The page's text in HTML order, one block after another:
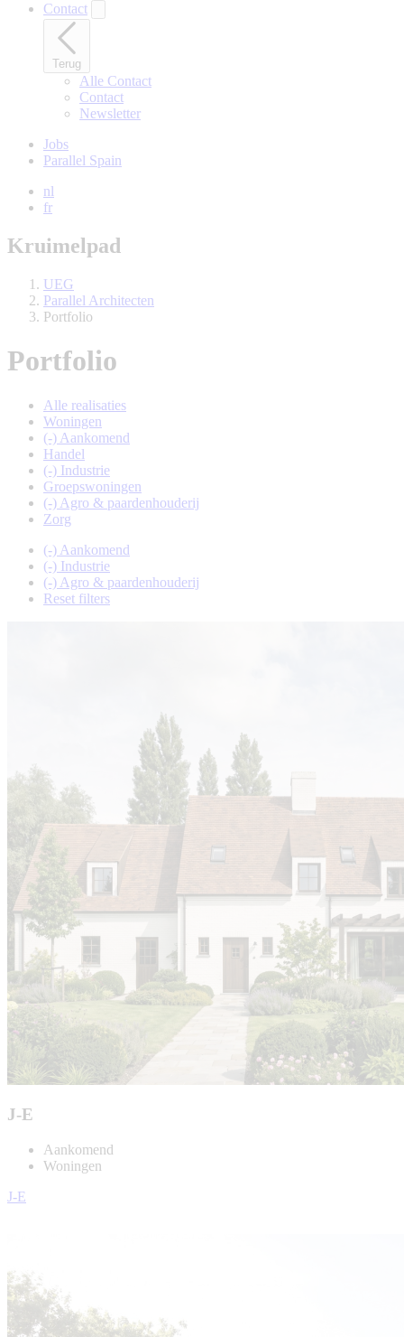
Contact
Terug
Alle Contact
Contact
Newsletter
Jobs
Parallel Spain
nl
fr
Kruimelpad
UEG
Parallel Architecten
Portfolio
Portfolio
Alle realisaties
Woningen
(-) Aankomend
Handel
(-) Industrie
Groepswoningen
(-) Agro & paardenhouderij
Zorg
(-) Aankomend
(-) Industrie
(-) Agro & paardenhouderij
Reset filters
J-E
Aankomend
Woningen
J-E